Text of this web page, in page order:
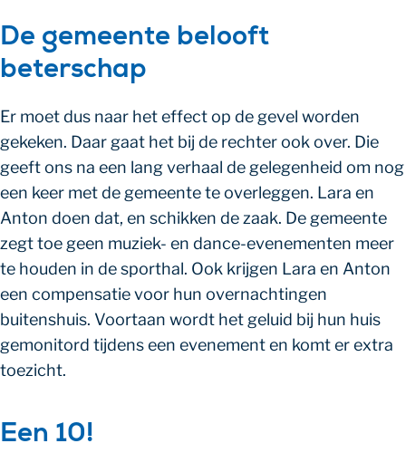
De gemeente belooft
beterschap
Er moet dus naar het effect op de gevel worden
gekeken. Daar gaat het bij de rechter ook over. Die
geeft ons na een lang verhaal de gelegenheid om nog
een keer met de gemeente te overleggen. Lara en
Anton doen dat, en schikken de zaak. De gemeente
zegt toe geen muziek- en dance-evenementen meer
te houden in de sporthal. Ook krijgen Lara en Anton
een compensatie voor hun overnachtingen
buitenshuis. Voortaan wordt het geluid bij hun huis
gemonitord tijdens een evenement en komt er extra
toezicht.
Een 10!